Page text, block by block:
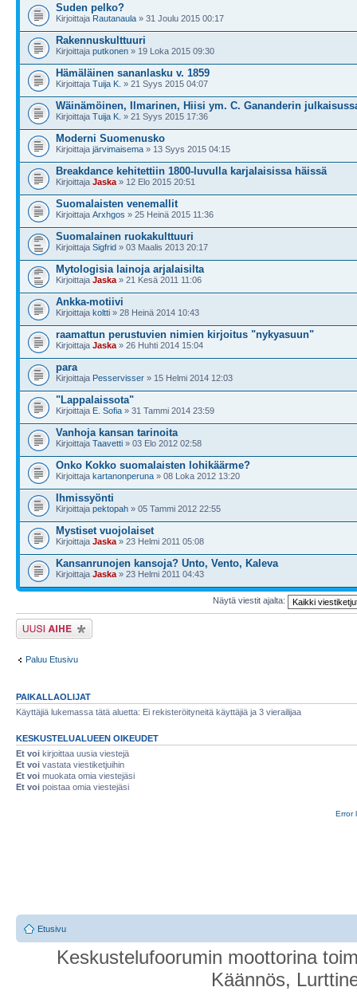
Suden pelko?
Kirjoittaja Rautanaula » 31 Joulu 2015 00:17
Rakennuskulttuuri
Kirjoittaja putkonen » 19 Loka 2015 09:30
Hämäläinen sananlasku v. 1859
Kirjoittaja Tuija K. » 21 Syys 2015 04:07
Wäinämöinen, Ilmarinen, Hiisi ym. C. Gananderin
Kirjoittaja Tuija K. » 21 Syys 2015 17:36
Moderni Suomenusko
Kirjoittaja järvimaisema » 13 Syys 2015 04:15
Breakdance kehitettiin 1800-luvulla karjalaisissa häissä
Kirjoittaja Jaska » 12 Elo 2015 20:51
Suomalaisten venemallit
Kirjoittaja Arxhgos » 25 Heinä 2015 11:36
Suomalainen ruokakulttuuri
Kirjoittaja Sigfrid » 03 Maalis 2013 20:17
Mytologisia lainoja arjalaisilta
Kirjoittaja Jaska » 21 Kesä 2011 11:06
Ankka-motiivi
Kirjoittaja koltti » 28 Heinä 2014 10:43
raamattun perustuvien nimien kirjoitus "nykyasuun"
Kirjoittaja Jaska » 26 Huhti 2014 15:04
para
Kirjoittaja Pesservisser » 15 Helmi 2014 12:03
"Lappalaissota"
Kirjoittaja E. Sofia » 31 Tammi 2014 23:59
Vanhoja kansan tarinoita
Kirjoittaja Taavetti » 03 Elo 2012 02:58
Onko Kokko suomalaisten lohikäärme?
Kirjoittaja kartanonperuna » 08 Loka 2012 13:20
Ihmissyönti
Kirjoittaja pektopah » 05 Tammi 2012 22:55
Mystiset vuojolaiset
Kirjoittaja Jaska » 23 Helmi 2011 05:08
Kansanrunojen kansoja? Unto, Vento, Kaleva
Kirjoittaja Jaska » 23 Helmi 2011 04:43
Näytä viestit ajalta:
Lähetä uusi viesti
Paluu Etusivu
PAIKALLAOLIJAT
Käyttäjiä lukemassa tätä aluetta: Ei rekisteröityneitä käyttäjiä ja 3 vierailijaa
KESKUSTELUALUEEN OIKEUDET
Et voi kirjoittaa uusia viestejä
Et voi vastata viestiketjuihin
Et voi muokata omia viestejäsi
Et voi poistaa omia viestejäsi
Error
Etusivu
Keskustelufoorumin moottorina
Käännös,